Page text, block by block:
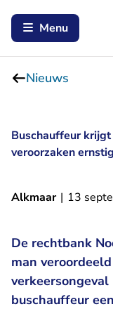
Menu
Nieuws
Buschauffeur
veroorzaken
Alkmaar | 13
De rechtbank
man
buschauffeur